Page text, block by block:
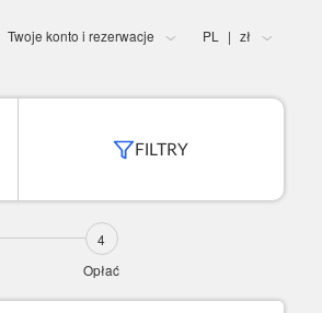
Twoje konto i rezerwacje PL | zł
FILTRY
Opłać